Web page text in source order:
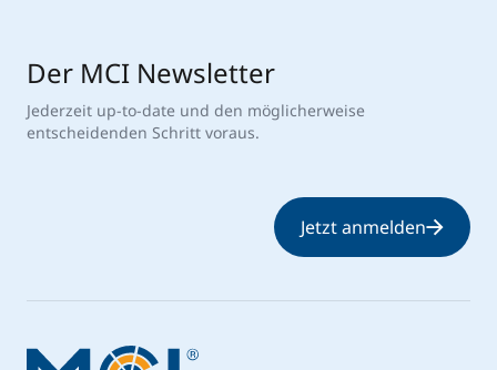
Der MCI Newsletter
Jederzeit up-to-date und den möglicherweise
entscheidenden Schritt voraus.
Jetzt anmelden